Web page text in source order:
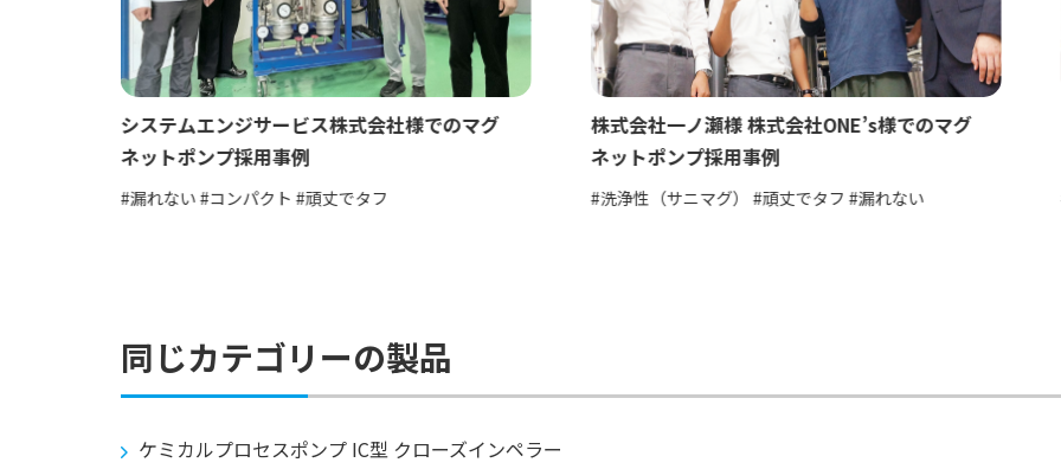
システムエンジサービス株式会社様でのマグ
ネットポンプ採用事例
#漏れない #コンパクト #頑丈でタフ
株式会社一ノ瀬様 株式会社ONE’s様でのマグ
ネットポンプ採用事例
#洗浄性（サニマグ） #頑丈でタフ #漏れない
同じカテゴリーの製品
ケミカルプロセスポンプ IC型 クローズインペラー